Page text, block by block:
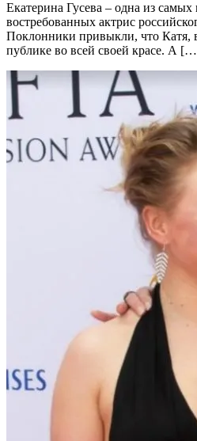
Екатерина Гусева – одна из
востребованных актрис
Поклонники привыкли, что Катя,
публике во всей своей красе. А